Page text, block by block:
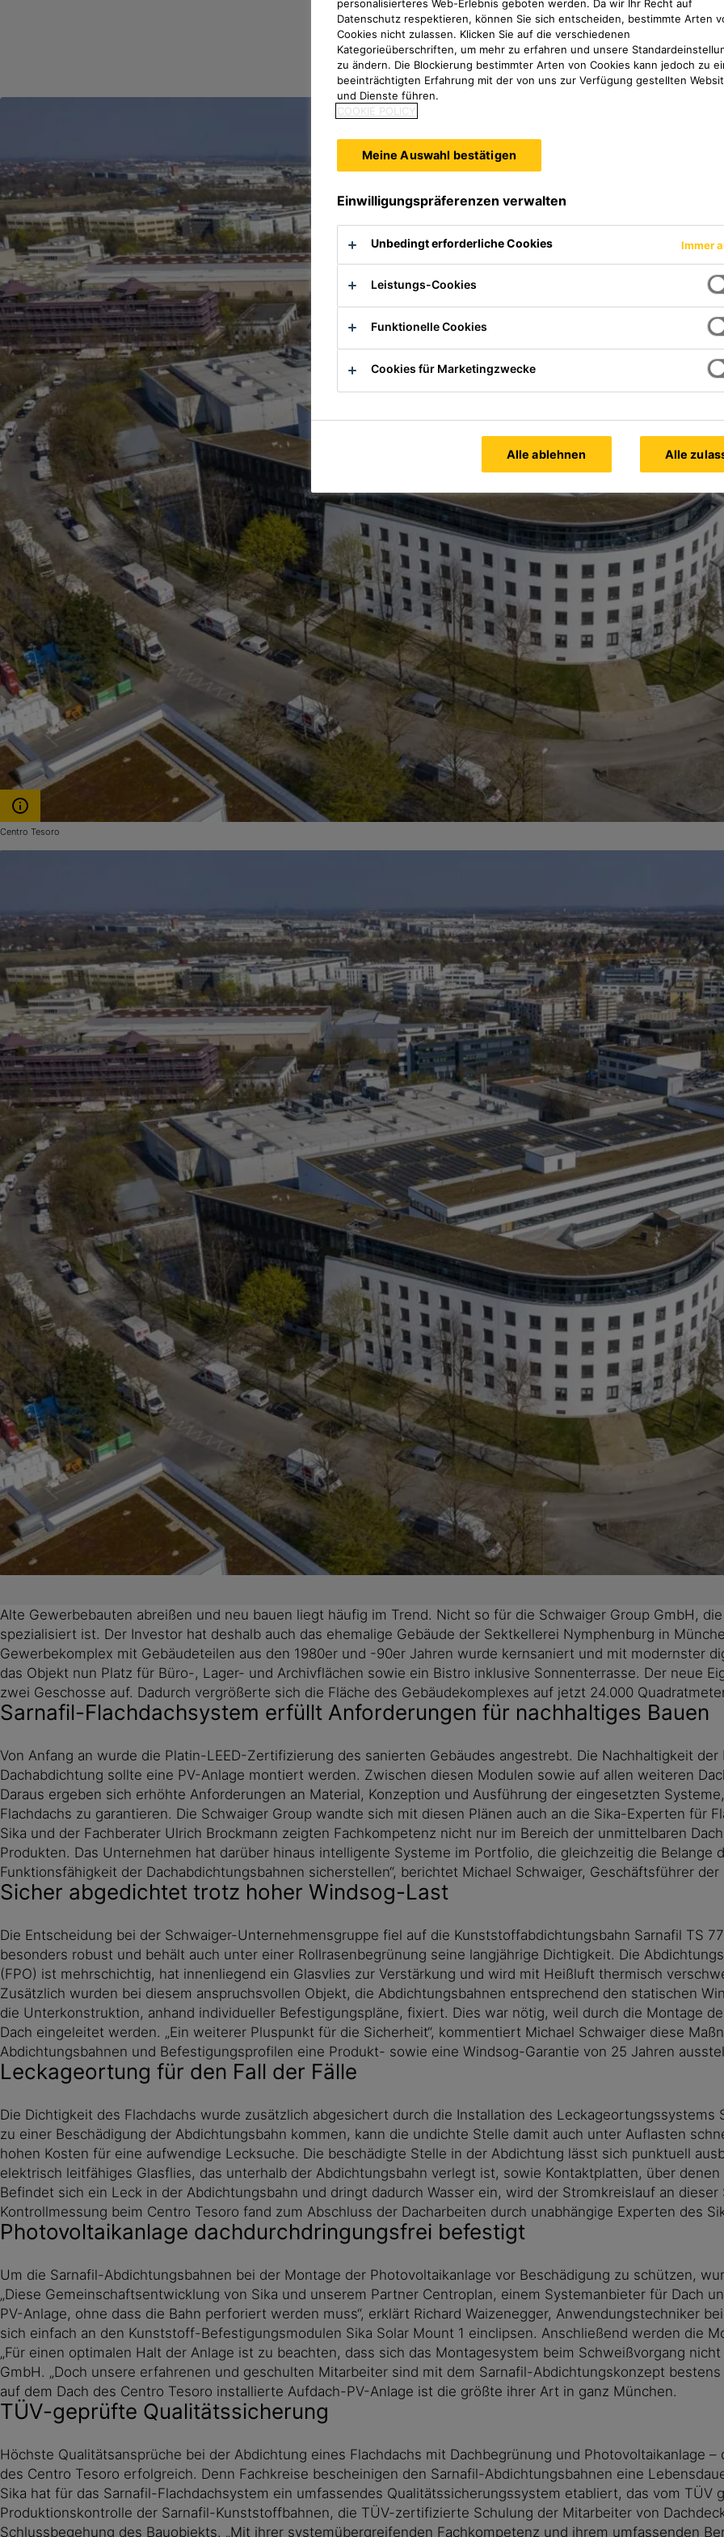
Centro Tesoro
Alte Gewerbebauten abreißen und neu bauen liegt häufig im Trend. Nicht so für die Schwaiger Group GmbH,
spezialisiert ist. Der Investor hat deshalb auch das ehemalige Gebäude der Sektkellerei Nymphenburg in
Gewerbekomplex mit Gebäudeteilen aus den 1980er und -90er Jahren wurde kernsaniert und mit modernster
das Objekt nun Platz für Büro-, Lager- und Archivflächen sowie ein Bistro inklusive Sonnenterrasse. Der neue
zwei Geschosse auf. Dadurch vergrößerte sich die Fläche des Gebäudekomplexes auf jetzt 24.000
Sarnafil-Flachdachsystem erfüllt Anforderungen für nachhaltiges Bauen
Von Anfang an wurde die Platin-LEED-Zertifizierung des sanierten Gebäudes angestrebt. Die Nachhaltigkeit
Dachabdichtung sollte eine PV-Anlage montiert werden. Zwischen diesen Modulen sowie auf allen weiteren
Daraus ergeben sich erhöhte Anforderungen an Material, Konzeption und Ausführung der eingesetzten
Flachdachs zu garantieren. Die Schwaiger Group wandte sich mit diesen Plänen auch an die Sika-Experten für
Sika und der Fachberater Ulrich Brockmann zeigten Fachkompetenz nicht nur im Bereich der unmittelbaren
Produkten. Das Unternehmen hat darüber hinaus intelligente Systeme im Portfolio, die gleichzeitig die Belange
Funktionsfähigkeit der Dachabdichtungsbahnen sicherstellen“, berichtet Michael Schwaiger, Geschäftsführer
Sicher abgedichtet trotz hoher Windsog-Last
Die Entscheidung bei der Schwaiger-Unternehmensgruppe fiel auf die Kunststoffabdichtungsbahn Sarnafil TS
besonders robust und behält auch unter einer Rollrasenbegrünung seine langjährige Dichtigkeit. Die
(FPO) ist mehrschichtig, hat innenliegend ein Glasvlies zur Verstärkung und wird mit Heißluft thermisch
Zusätzlich wurden bei diesem anspruchsvollen Objekt, die Abdichtungsbahnen entsprechend den statischen
die Unterkonstruktion, anhand individueller Befestigungspläne, fixiert. Dies war nötig, weil durch die Montage
Dach eingeleitet werden. „Ein weiterer Pluspunkt für die Sicherheit“, kommentiert Michael Schwaiger diese
Abdichtungsbahnen und Befestigungsprofilen eine Produkt- sowie eine Windsog-Garantie von 25 Jahren
Leckageortung für den Fall der Fälle
Die Dichtigkeit des Flachdachs wurde zusätzlich abgesichert durch die Installation des
zu einer Beschädigung der Abdichtungsbahn kommen, kann die undichte Stelle damit auch unter Auflasten
hohen Kosten für eine aufwendige Lecksuche. Die beschädigte Stelle in der Abdichtung lässt sich punktuell
elektrisch leitfähiges Glasflies, das unterhalb der Abdichtungsbahn verlegt ist, sowie Kontaktplatten, über
Befindet sich ein Leck in der Abdichtungsbahn und dringt dadurch Wasser ein, wird der Stromkreislauf an
Kontrollmessung beim Centro Tesoro fand zum Abschluss der Dacharbeiten durch unabhängige Experten des
Photovoltaikanlage dachdurchdringungsfrei befestigt
Um die Sarnafil-Abdichtungsbahnen bei der Montage der Photovoltaikanlage vor Beschädigung zu schützen,
„Diese Gemeinschaftsentwicklung von Sika und unserem Partner Centroplan, einem Systemanbieter für Dach
PV-Anlage, ohne dass die Bahn perforiert werden muss“, erklärt Richard Waizenegger, Anwendungstechniker
sich einfach an den Kunststoff-Befestigungsmodulen Sika Solar Mount 1 einclipsen. Anschließend werden die
„Für einen optimalen Halt der Anlage ist zu beachten, dass sich das Montagesystem beim Schweißvorgang
GmbH. „Doch unsere erfahrenen und geschulten Mitarbeiter sind mit dem Sarnafil-Abdichtungskonzept
auf dem Dach des Centro Tesoro installierte Aufdach-PV-Anlage ist die größte ihrer Art in ganz München.
TÜV-geprüfte Qualitätssicherung
Höchste Qualitätsansprüche bei der Abdichtung eines Flachdachs mit Dachbegrünung und Photovoltaikanlage
des Centro Tesoro erfolgreich. Denn Fachkreise bescheinigen den Sarnafil-Abdichtungsbahnen eine
Sika hat für das Sarnafil-Flachdachsystem ein umfassendes Qualitätssicherungssystem etabliert, das vom
Produktionskontrolle der Sarnafil-Kunststoffbahnen, die TÜV-zertifizierte Schulung der Mitarbeiter von
Schlussbegehung des Bauobjekts. „Mit ihrer systemübergreifenden Fachkompetenz und ihrem umfassenden
personalisierteres Web-Erlebnis geboten werden. Da wir Ihr Recht auf
Datenschutz respektieren, können Sie sich entscheiden, bestimmte Arten
Cookies nicht zulassen. Klicken Sie auf die verschiedenen
Kategorieüberschriften, um mehr zu erfahren und unsere
zu ändern. Die Blockierung bestimmter Arten von Cookies kann jedoch zu
beeinträchtigten Erfahrung mit der von uns zur Verfügung gestellten
und Dienste führen.
COOKIE POLICY
Meine Auswahl bestätigen
Einwilligungspräferenzen verwalten
Unbedingt erforderliche Cookies Immer
Leistungs-Cookies
Funktionelle Cookies
Cookies für Marketingzwecke
Alle ablehnen Alle